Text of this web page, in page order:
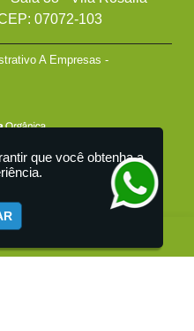
07072-103
A Empresas -
que você obtenha a